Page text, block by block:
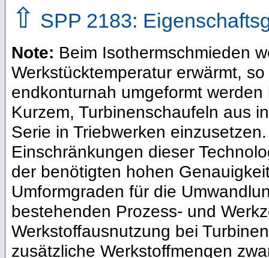
⇧ SPP 2183:
Note: Beim Isothermschmieden
Werkstücktemperatur erwärmt,
endkonturnah umgeformt
Kurzem, Turbinenschaufeln aus
Serie in Triebwerken
Einschränkungen dieser
der benötigten hohen
Umformgraden für die
bestehenden Prozess- und
Werkstoffausnutzung bei
zusätzliche Werkstoffmengen